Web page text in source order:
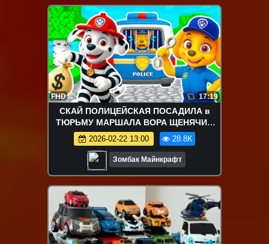
FHD 17:19
СКАЙ ПОЛИЦЕЙСКАЯ ПОСАДИЛА в
ТЮРЬМУ МАРШАЛА ВОРА ЩЕНЯЧИЙ
ПАТРУЛЬ в МАЙНКРАФТ
2026-02-22 13:00 28.8K
Зомбак Майнкрафт